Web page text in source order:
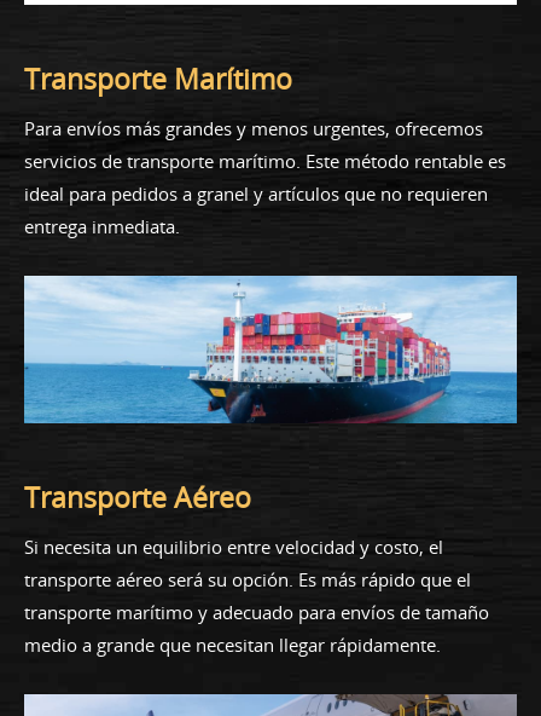
Transporte Marítimo
Para envíos más grandes y menos urgentes, ofrecemos
servicios de transporte marítimo. Este método rentable es
ideal para pedidos a granel y artículos que no requieren
entrega inmediata.
Transporte Aéreo
Si necesita un equilibrio entre velocidad y costo, el
transporte aéreo será su opción. Es más rápido que el
transporte marítimo y adecuado para envíos de tamaño
medio a grande que necesitan llegar rápidamente.